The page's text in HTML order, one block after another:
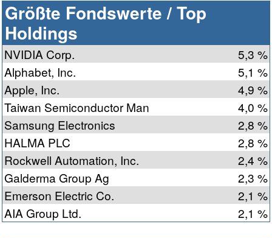
Größte Fondswerte / Top
Holdings
NVIDIA Corp.
5,3 %
Alphabet, Inc.
5,1 %
Apple, Inc.
4,9 %
Taiwan Semiconductor Man
4,0 %
Samsung Electronics
2,8 %
HALMA PLC
2,8 %
Rockwell Automation, Inc.
2,4 %
Galderma Group Ag
2,3 %
Emerson Electric Co.
2,1 %
AIA Group Ltd.
2,1 %